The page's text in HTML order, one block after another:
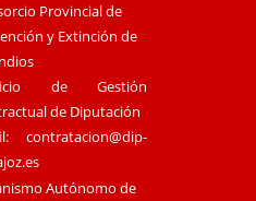
Provincial de
y Extinción de
de Gestión
de Diputación
contratacion@dip-
Autónomo de